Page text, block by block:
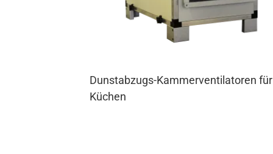
Dunstabzugs-Kammerventilatoren für
Küchen